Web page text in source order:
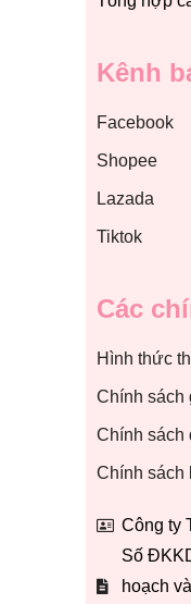
Kênh
Facebook
Shopee
Lazada
Tiktok
Các
Hình thức
Chính sách
Chính sách
Chính sách
Công ty
Số
hoạch